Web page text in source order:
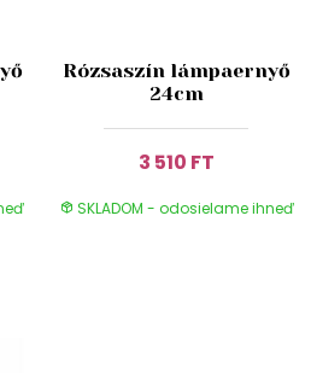
Rózsaszín lámpaernyő
24cm
3 510 FT
SKLADOM - odosielame ihneď